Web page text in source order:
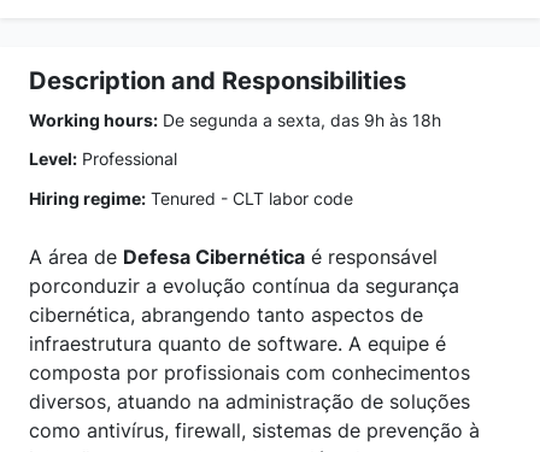
Description and Responsibilities
Working hours: De segunda a sexta, das 9h às 18h
Level: Professional
Hiring regime: Tenured - CLT labor code
A área de Defesa Cibernética é responsável
porconduzir a evolução contínua da segurança
cibernética, abrangendo tanto aspectos de
infraestrutura quanto de software. A equipe é
composta por profissionais com conhecimentos
diversos, atuando na administração de soluções
como antivírus, firewall, sistemas de prevenção à